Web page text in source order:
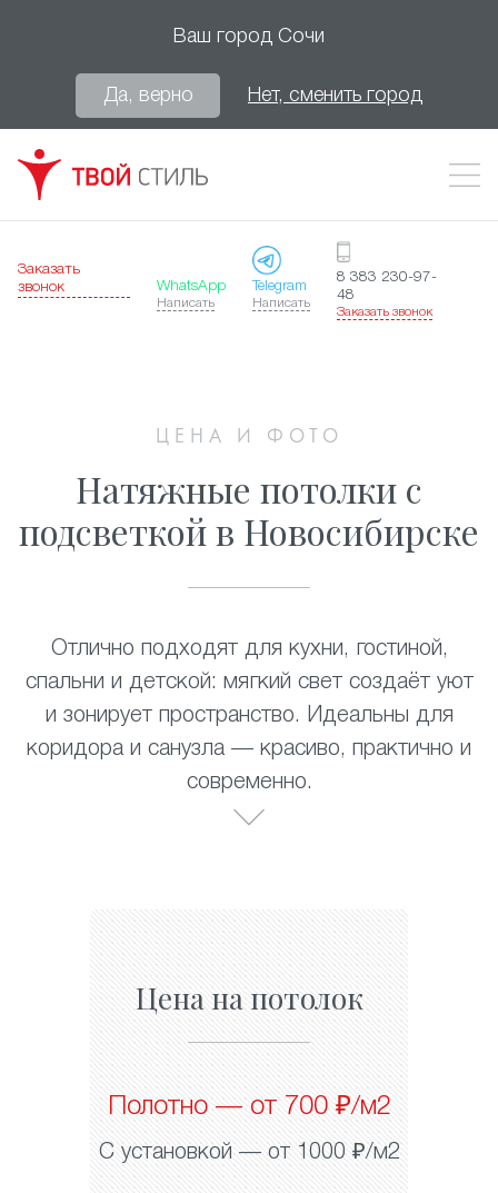
Ваш город Сочи
Да, верно Нет, сменить город
Заказать
звонок
WhatsApp
Написать
Telegram
Написать
8 383 230-97-
48
Заказать звонок
ЦЕНА И ФОТО
Натяжные потолки с
подсветкой в Новосибирске
Отлично подходят для кухни, гостиной,
спальни и детской: мягкий свет создаёт уют
и зонирует пространство. Идеальны для
коридора и санузла — красиво, практично и
современно.
Цена на потолок
Полотно — от 700 ₽/м2
С установкой — от 1000 ₽/м2